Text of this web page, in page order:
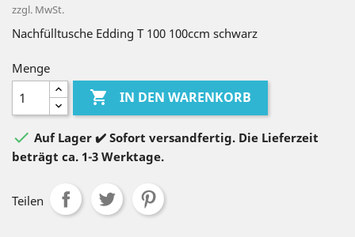
zzgl. MwSt.
Nachfülltusche Edding T 100 100ccm schwarz
Menge
 IN DEN WARENKORB
 Auf Lager ✔️ Sofort versandfertig. Die Lieferzeit
beträgt ca. 1-3 Werktage.
Teilen